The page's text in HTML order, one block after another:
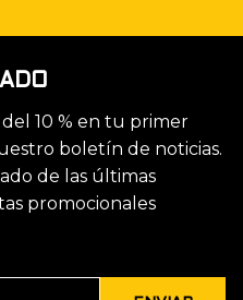
10 % en tu primer
boletín de noticias.
de las últimas
promocionales